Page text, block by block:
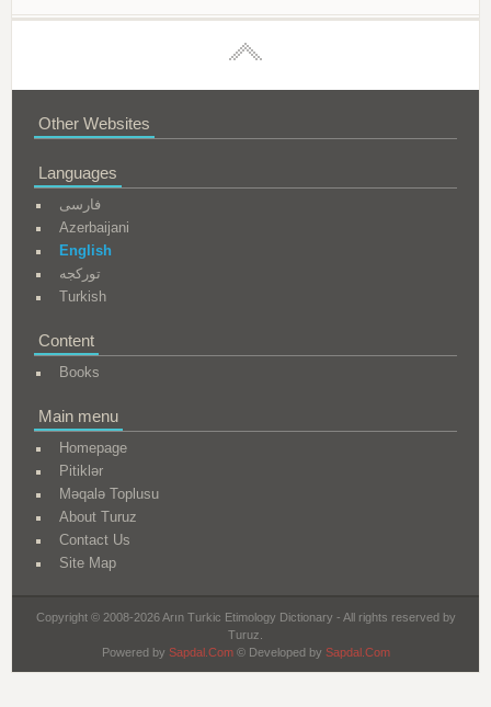
Other Websites
Languages
فارسی
Azerbaijani
English
تورکجه
Turkish
Content
Books
Main menu
Homepage
Pitiklər
Məqalə Toplusu
About Turuz
Contact Us
Site Map
Copyright © 2008-2026 Arın Turkic Etimology Dictionary - All rights reserved by
Turuz.
Powered by Sapdal.Com© Developed by Sapdal.Com